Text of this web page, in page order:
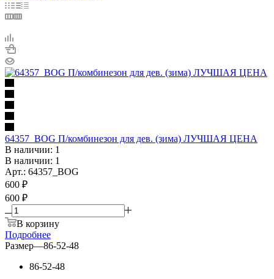
64357_BOG П/комбинезон для дев. (зима) ЛУЧШАЯ ЦЕНА
В наличии: 1
В наличии: 1
Арт.: 64357_BOG
600 ₽
600 ₽
В корзину
Подробнее
Размер—86-52-48
86-52-48